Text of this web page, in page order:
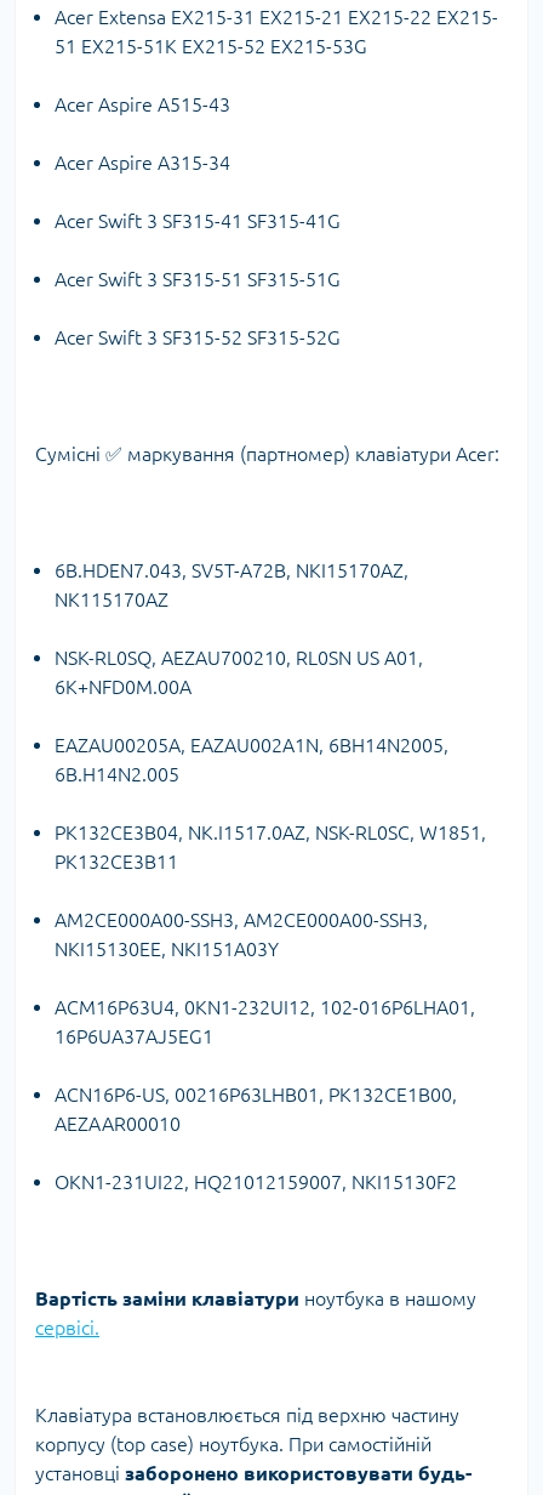
Acer Extensa EX215-31 EX215-21 EX215-22 EX215-
51 EX215-51K EX215-52 EX215-53G
Acer Aspire A515-43
Acer Aspire A315-34
Acer Swift 3 SF315-41 SF315-41G
Acer Swift 3 SF315-51 SF315-51G
Acer Swift 3 SF315-52 SF315-52G
Сумісні ✅ маркування (партномер) клавіатури Acer:
6B.HDEN7.043, SV5T-A72B, NKI15170AZ,
NK115170AZ
NSK-RL0SQ, AEZAU700210, RL0SN US A01,
6K+NFD0M.00A
EAZAU00205A, EAZAU002A1N, 6BH14N2005,
6B.H14N2.005
PK132CE3B04, NK.I1517.0AZ, NSK-RL0SC, W1851,
PK132CE3B11
AM2CE000A00-SSH3, AM2CE000A00-SSH3,
NKI15130EE, NKI151A03Y
ACM16P63U4, 0KN1-232UI12, 102-016P6LHA01,
16P6UA37AJ5EG1
ACN16P6-US, 00216P63LHB01, PK132CE1B00,
AEZAAR00010
OKN1-231UI22, HQ21012159007, NKI15130F2
Вартість заміни клавіатури ноутбука в нашому
сервісі.
Клавіатура встановлюється під верхню частину
корпусу (top case) ноутбука. При самостійній
установці заборонено використовувати будь-